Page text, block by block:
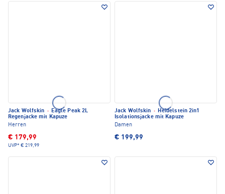
Jack Wolfskin · Eagle Peak 2L
Regenjacke mit Kapuze
Herren
€ 179,99
UVP* € 219,99
Jack Wolfskin · Heidelstein 2in1
Isolationsjacke mit Kapuze
Damen
€ 199,99